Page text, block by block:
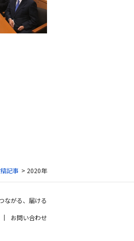
記事 > 2020年
ながる、届ける
お問い合わせ